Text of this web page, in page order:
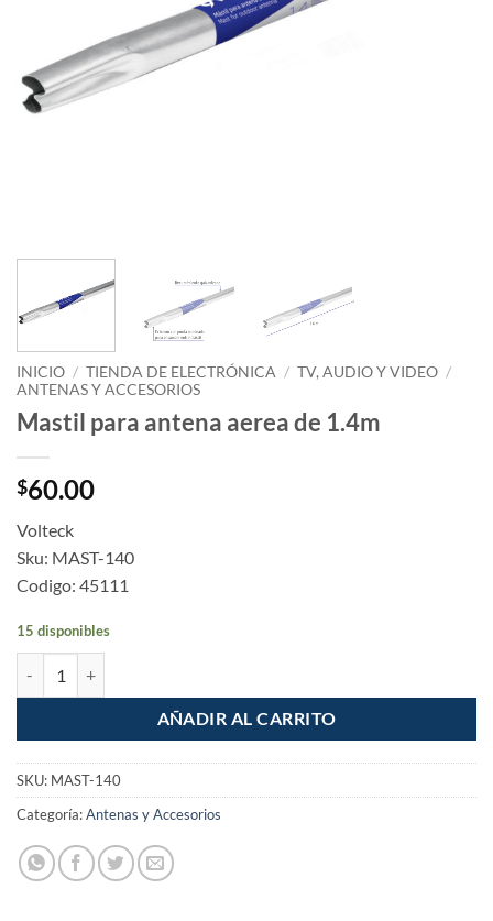
INICIO / TIENDA DE ELECTRÓNICA / TV, AUDIO Y VIDEO /
ANTENAS Y ACCESORIOS
Mastil para antena aerea de 1.4m
$60.00
Volteck
Sku: MAST-140
Codigo: 45111
15 disponibles
AÑADIR AL CARRITO
SKU: MAST-140
Categoría:Antenas y Accesorios